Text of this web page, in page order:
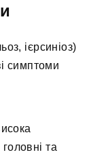
ієрсиніоз)
симптоми
та